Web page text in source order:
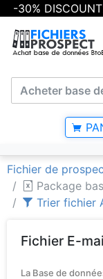
-30%
Fichier de
Package
Trier fichier
Fichier E-
La Base de